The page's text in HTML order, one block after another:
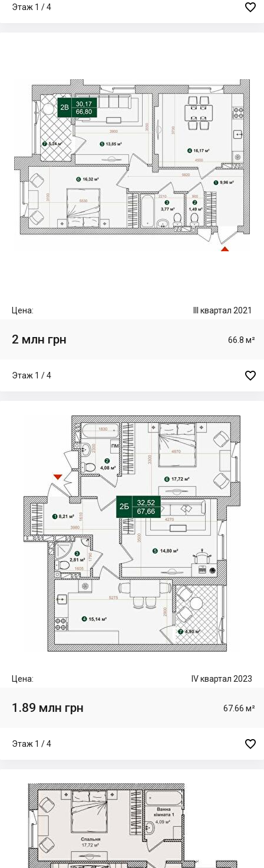
Этаж 1 / 4 
Цена: III квартал 2021
2 млн грн 66.8 м²
Этаж 1 / 4 
Цена: IV квартал 2023
1.89 млн грн 67.66 м²
Этаж 1 / 4 